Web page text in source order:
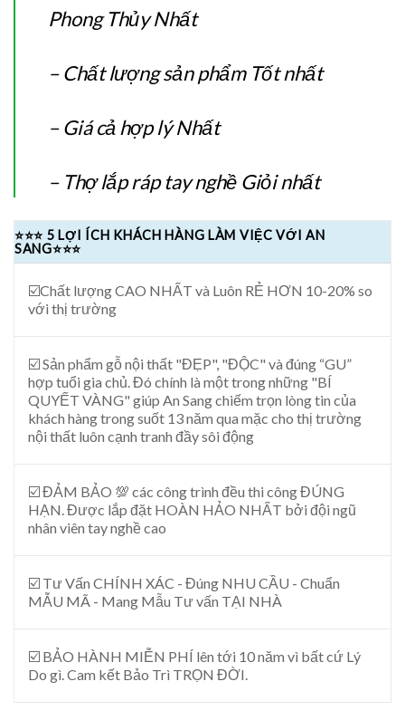
Phong Thủy Nhất
– Chất lượng sản phẩm Tốt nhất
– Giá cả hợp lý Nhất
– Thợ lắp ráp tay nghề Giỏi nhất
⭐⭐⭐ 5 LỢI ÍCH KHÁCH HÀNG LÀM VIỆC VỚI AN
SANG⭐⭐⭐
☑️Chất lượng CAO NHẤT và Luôn RẺ HƠN 10-20% so
với thị trường
☑️ Sản phẩm gỗ nội thất "ĐẸP", "ĐỘC" và đúng “GU”
hợp tuổi gia chủ. Đó chính là một trong những "BÍ
QUYẾT VÀNG" giúp An Sang chiếm trọn lòng tin của
khách hàng trong suốt 13 năm qua mặc cho thị trường
nội thất luôn cạnh tranh đầy sôi động
☑️ ĐẢM BẢO 💯 các công trình đều thi công ĐÚNG
HẠN. Được lắp đặt HOÀN HẢO NHẤT bởi đội ngũ
nhân viên tay nghề cao
☑️ Tư Vấn CHÍNH XÁC - Đúng NHU CẦU - Chuẩn
MẪU MÃ - Mang Mẫu Tư vấn TẠI NHÀ
☑️ BẢO HÀNH MIỄN PHÍ lên tới 10 năm vì bất cứ Lý
Do gì. Cam kết Bảo Trì TRỌN ĐỜI.